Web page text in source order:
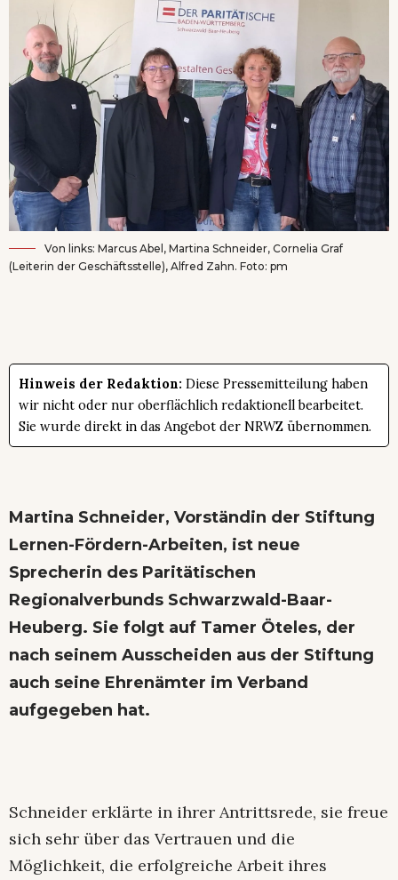
Von links: Marcus Abel, Martina Schneider, Cornelia Graf
(Leiterin der Geschäftsstelle), Alfred Zahn. Foto: pm
Hinweis der Redaktion: Diese Pressemitteilung haben
wir nicht oder nur oberflächlich redaktionell bearbeitet.
Sie wurde direkt in das Angebot der NRWZ übernommen.
Martina Schneider, Vorständin der Stiftung
Lernen-Fördern-Arbeiten, ist neue
Sprecherin des Paritätischen
Regionalverbunds Schwarzwald-Baar-
Heuberg. Sie folgt auf Tamer Öteles, der
nach seinem Ausscheiden aus der Stiftung
auch seine Ehrenämter im Verband
aufgegeben hat.
Schneider erklärte in ihrer Antrittsrede, sie freue
sich sehr über das Vertrauen und die
Möglichkeit, die erfolgreiche Arbeit ihres